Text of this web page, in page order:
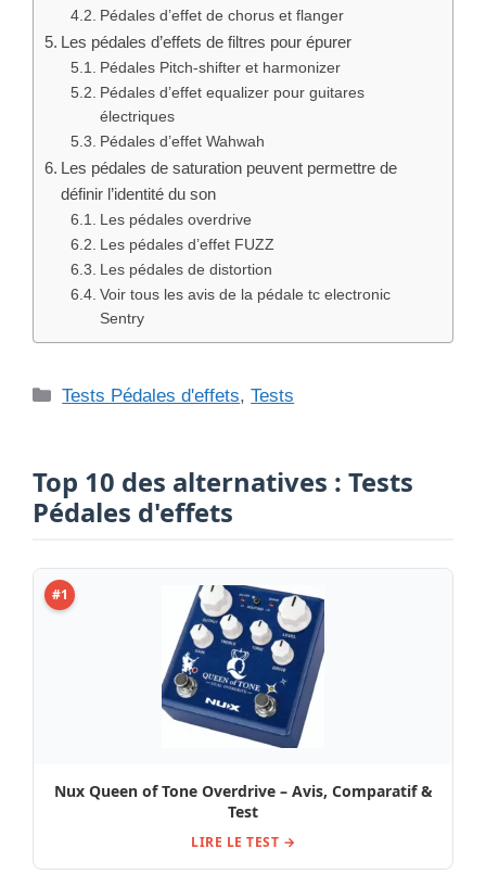
Pédales d’effet de chorus et flanger
Les pédales d’effets de filtres pour épurer
Pédales Pitch-shifter et harmonizer
Pédales d’effet equalizer pour guitares
électriques
Pédales d’effet Wahwah
Les pédales de saturation peuvent permettre de
définir l’identité du son
Les pédales overdrive
Les pédales d’effet FUZZ
Les pédales de distortion
Voir tous les avis de la pédale tc electronic
Sentry
Catégories
Tests Pédales d'effets,Tests
Top 10 des alternatives : Tests
Pédales d'effets
#1
Nux Queen of Tone Overdrive – Avis, Comparatif &
Test
LIRE LE TEST →